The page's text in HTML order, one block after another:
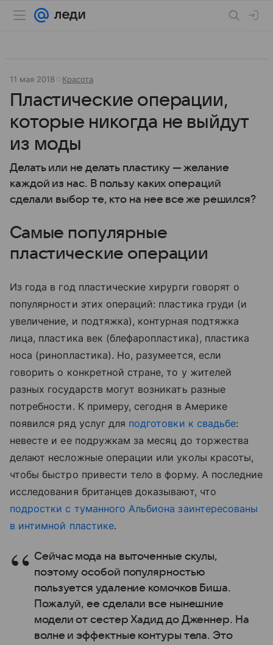
11 мая 2018 Красота
Пластические операции,
которые никогда не выйдут
из моды
Делать или не делать пластику — желание
каждой из нас. В пользу каких операций
сделали выбор те, кто на нее все же решился?
Самые популярные
пластические операции
Из года в год пластические хирурги говорят о
популярности этих операций: пластика груди (и
увеличение, и подтяжка), контурная подтяжка
лица, пластика век (блефаропластика), пластика
носа (ринопластика). Но, разумеется, если
говорить о конкретной стране, то у жителей
разных государств могут возникать разные
потребности. К примеру, сегодня в Америке
появился ряд услуг для подготовки к свадьбе:
невесте и ее подружкам за месяц до торжества
делают несложные операции или уколы красоты,
чтобы быстро привести тело в форму. А последние
исследования британцев доказывают, что
подростки с туманного Альбиона заинтересованы
в интимной пластике.
Сейчас мода на выточенные скулы,
поэтому особой популярностью
пользуется удаление комочков Биша.
Пожалуй, ее сделали все нынешние
модели от сестер Хадид до Дженнер. На
волне и эффектные контуры тела. Это